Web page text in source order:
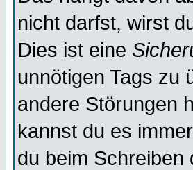
nicht darfst, wirst
Dies ist eine
unnötigen Tags zu
andere Störungen
kannst du es
du beim